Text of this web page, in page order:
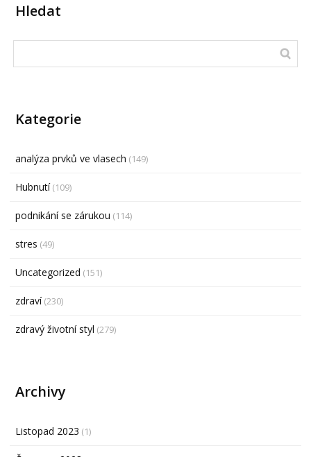
Hledat
Kategorie
analýza prvků ve vlasech (149)
Hubnutí(109)
podnikání se zárukou (114)
stres (49)
Uncategorized (151)
zdraví(230)
zdravý životní styl (279)
Archivy
Listopad 2023 (1)